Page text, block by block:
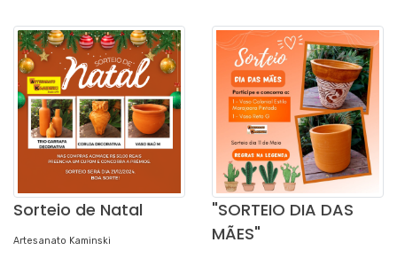
Sorteio de Natal
Artesanato Kaminski
"SORTEIO DIA DAS
MÃES"